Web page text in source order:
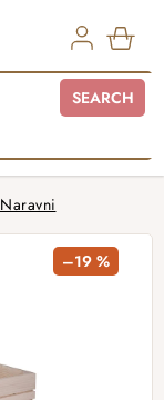
SEARCH
Naravni
–19 %